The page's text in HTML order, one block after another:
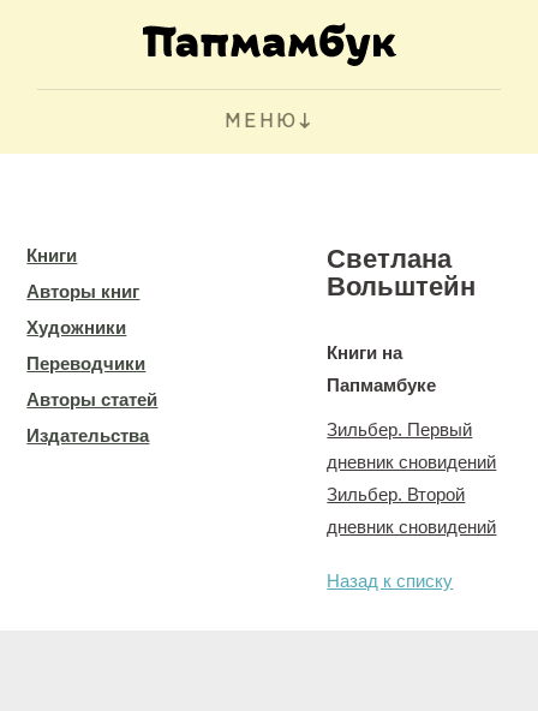
МЕНЮ
Книги
Авторы книг
Художники
Переводчики
Авторы статей
Издательства
Светлана
Вольштейн
Книги на
Папмамбуке
Зильбер. Первый
дневник сновидений
Зильбер. Второй
дневник сновидений
Назад к списку